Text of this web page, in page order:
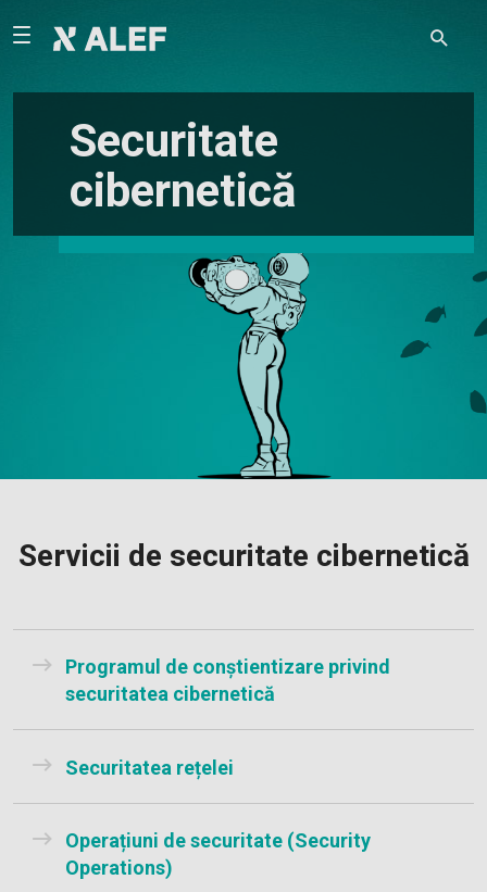
Securitate
cibernetică
Servicii de securitate cibernetică
Programul de conștientizare privind
securitatea cibernetică
Securitatea rețelei
Operațiuni de securitate (Security
Operations)